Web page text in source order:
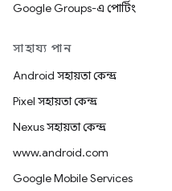
Google Groups-এ পোর্টিং
সাহায্য পান
Android সহায়তা কেন্দ্র
Pixel সহায়তা কেন্দ্র
Nexus সহায়তা কেন্দ্র
www.android.com
Google Mobile Services